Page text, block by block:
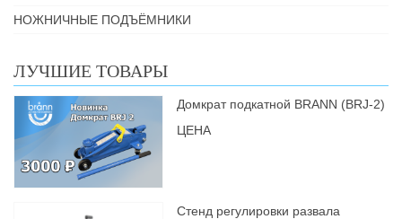
НОЖНИЧНЫЕ ПОДЪЁМНИКИ
ЛУЧШИЕ ТОВАРЫ
Домкрат подкатной BRANN (BRJ-2)
ЦЕНА
Стенд регулировки развала